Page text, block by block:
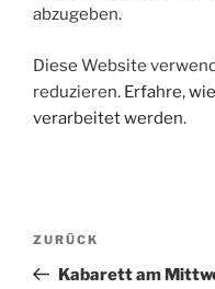
abzugeben.
Diese Website
reduzieren. Erfahre,
verarbeitet werden.
Beitragsnavigation
Vorheriger
Beitrag
ZURÜCK
Kabarett am